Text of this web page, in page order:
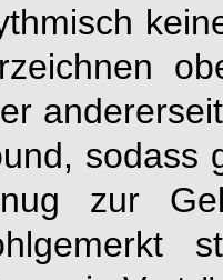
sodass
zur